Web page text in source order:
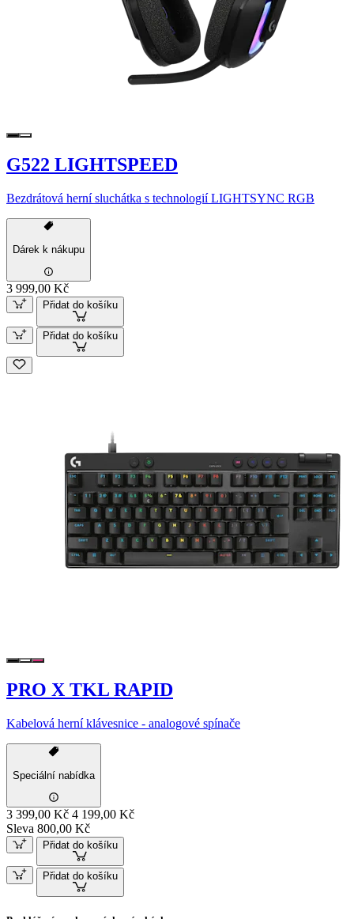
G522 LIGHTSPEED
Bezdrátová herní sluchátka s technologií LIGHTSYNC RGB
Dárek k nákupu
3 999,00 Kč
Přidat do košíku
Přidat do košíku
PRO X TKL RAPID
Kabelová herní klávesnice - analogové spínače
Speciální nabídka
3 399,00 Kč 4 199,00 Kč
Sleva 800,00 Kč
Přidat do košíku
Přidat do košíku